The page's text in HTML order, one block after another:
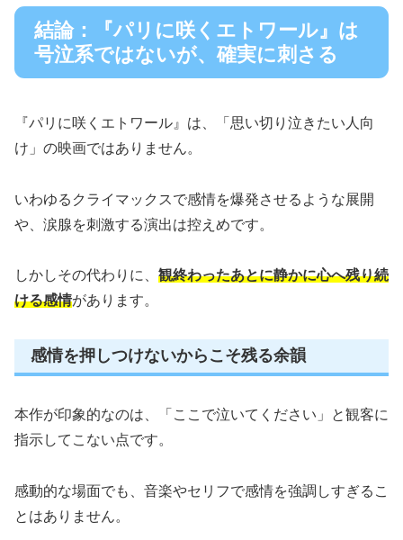
結論：『パリに咲くエトワール』は
号泣系ではないが、確実に刺さる
『パリに咲くエトワール』は、「思い切り泣きたい人向
け」の映画ではありません。
いわゆるクライマックスで感情を爆発させるような展開
や、涙腺を刺激する演出は控えめです。
しかしその代わりに、 観終わったあとに静かに心へ残り続
ける感情があります。
感情を押しつけないからこそ残る余韻
本作が印象的なのは、「ここで泣いてください」と観客に
指示してこない点です。
感動的な場面でも、音楽やセリフで感情を強調しすぎるこ
とはありません。